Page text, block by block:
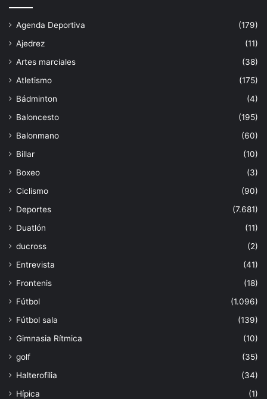
Agenda Deportiva
(179)
Ajedrez
(11)
Artes marciales
(38)
Atletismo
(175)
Bádminton
(4)
Baloncesto
(195)
Balonmano
(60)
Billar
(10)
Boxeo
(3)
Ciclismo
(90)
Deportes
(7.681)
Duatlón
(11)
ducross
(2)
Entrevista
(41)
Frontenis
(18)
Fútbol
(1.096)
Fútbol sala
(139)
Gimnasia Rítmica
(10)
golf
(35)
Halterofilia
(34)
Hípica
(1)